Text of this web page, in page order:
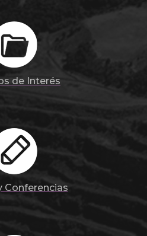
de Interés
Conferencias